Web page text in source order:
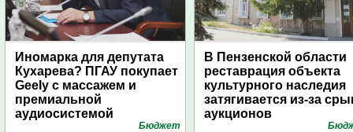
Иномарка для депутата
Кухарева? ПГАУ покупает
Geely с массажем и
премиальной
аудиосистемой
Бюджет
В Пензенской области
реставрация объекта
культурного наследия
затягивается из-за
аукционов